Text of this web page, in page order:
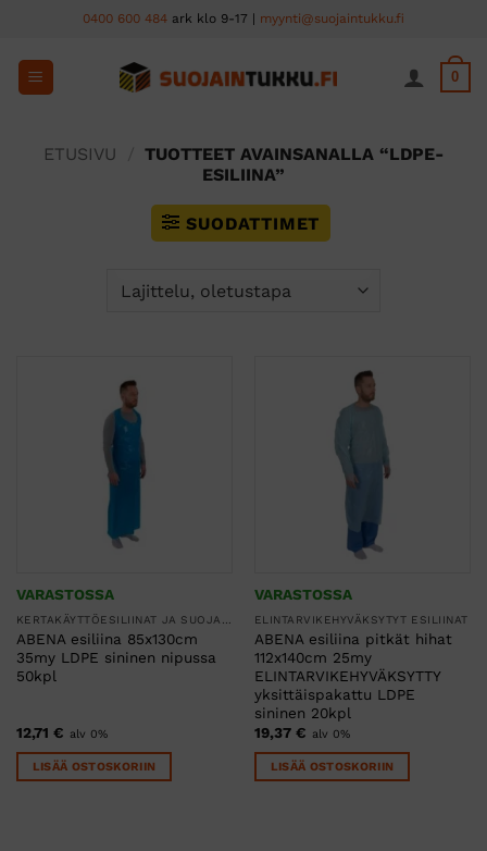
content
0400 600 484 ark klo 9-17 | myynti@suojaintukku.fi
0
ETUSIVU
TUOTTEET AVAINSANALLA “LDPE-
ESILIINA”
SUODATTIMET
VARASTOSSA
ABENA esiliina 85x130cm
35my LDPE sininen nipussa
50kpl
12,71 € alv 0%
LISÄÄ OSTOSKORIIN
VARASTOSSA
ELINTARVIKEHYVÄKSYTYT ESILIINAT
ABENA esiliina pitkät hihat
112x140cm 25my
ELINTARVIKEHYVÄKSYTTY
yksittäispakattu LDPE
sininen 20kpl
19,37 € alv 0%
LISÄÄ OSTOSKORIIN